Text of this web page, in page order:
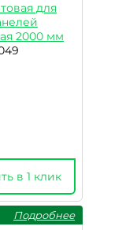
для
2000 мм
в 1 клик
Подробнее